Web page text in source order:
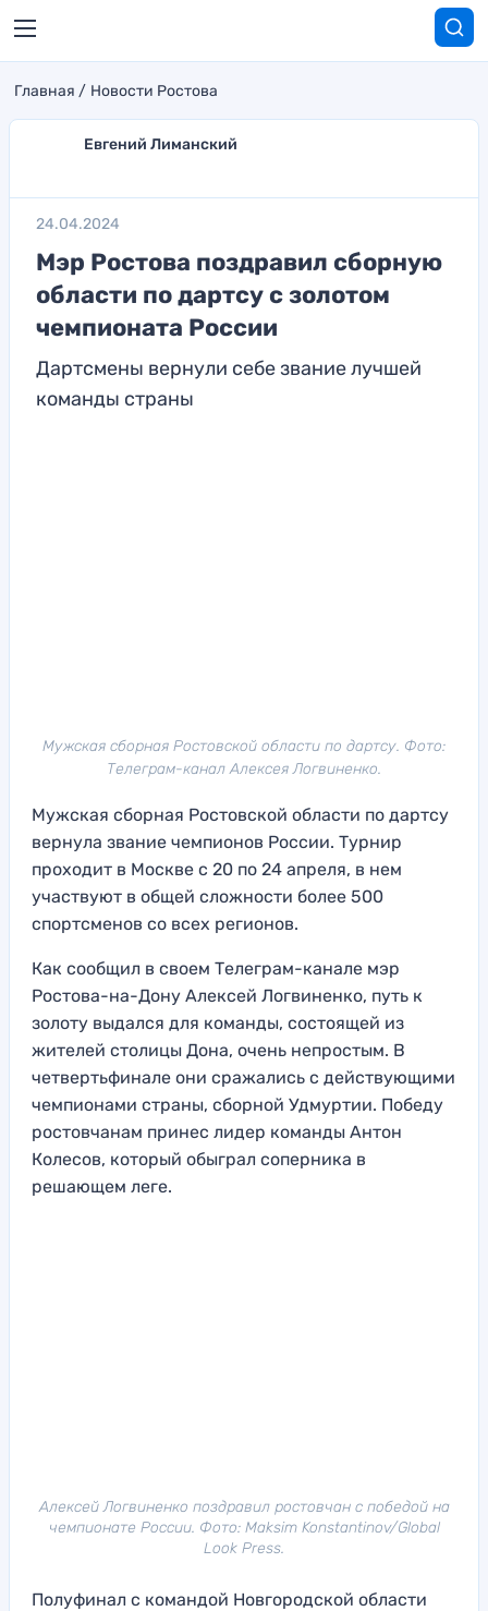
Главная Новости Ростова
Евгений Лиманский
24.04.2024
Мэр Ростова поздравил сборную
области по дартсу с золотом
чемпионата России
Дартсмены вернули себе звание лучшей
команды страны
Мужская сборная Ростовской области по дартсу. Фото:
Телеграм-канал Алексея Логвиненко.
Мужская сборная Ростовской области по дартсу
вернула звание чемпионов России. Турнир
проходит в Москве с 20 по 24 апреля, в нем
участвуют в общей сложности более 500
спортсменов со всех регионов.
Как сообщил в своем Телеграм-канале мэр
Ростова-на-Дону Алексей Логвиненко, путь к
золоту выдался для команды, состоящей из
жителей столицы Дона, очень непростым. В
четвертьфинале они сражались с действующими
чемпионами страны, сборной Удмуртии. Победу
ростовчанам принес лидер команды Антон
Колесов, который обыграл соперника в
решающем леге.
Алексей Логвиненко поздравил ростовчан с победой на
чемпионате России. Фото: Maksim Konstantinov/Global
Look Press.
Полуфинал с командой Новгородской области